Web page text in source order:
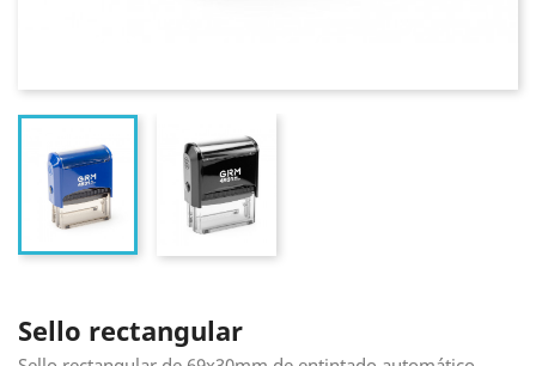
Sello rectangular